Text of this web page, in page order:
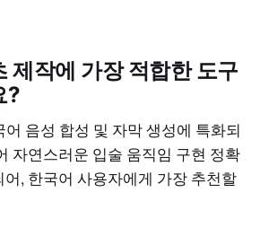
제작에 가장 적합한 도구
?
음성 합성 및 자막 생성에 특화되
자연스러운 입술 움직임 구현 정확
, 한국어 사용자에게 가장 추천할